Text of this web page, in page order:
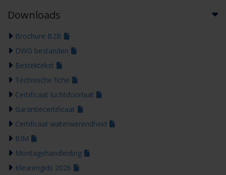
Downloads
Brochure B2B
DWG bestanden
Bestektekst
Technische fiche
Certificaat luchtdoorlaat
Garantiecertificaat
Certificaat waterwerendheid
BIM
Montagehandleiding
Kleurengids 2026